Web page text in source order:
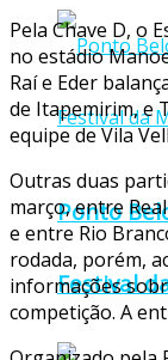
Ponto
Festival
Pela Chave D, o
no estádio
Raí e Eder
de Itapemirim, e
equipe de Vila
Outras duas
março, entre
e entre Rio
rodada, porém,
informações
competição. A